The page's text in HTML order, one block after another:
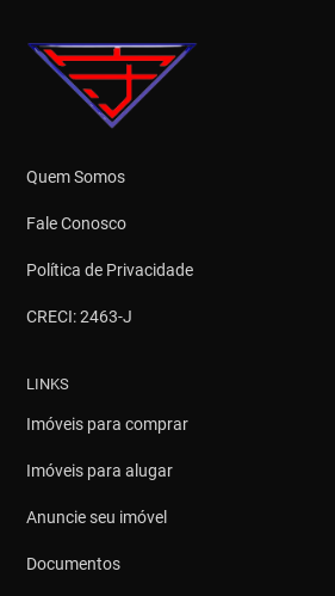
Quem Somos
Fale Conosco
Política de Privacidade
CRECI: 2463-J
LINKS
Imóveis para comprar
Imóveis para alugar
Anuncie seu imóvel
Documentos